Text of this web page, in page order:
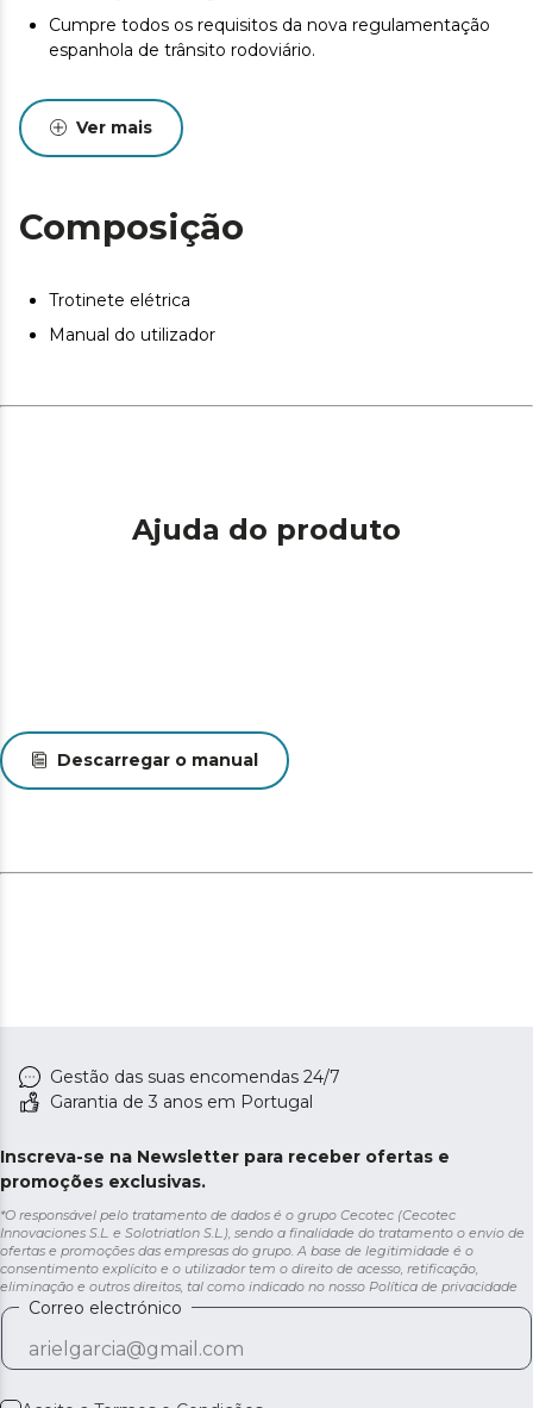
Cumpre todos os requisitos da nova regulamentação
espanhola de trânsito rodoviário.
Ver mais
Composição
Trotinete elétrica
Manual do utilizador
Ajuda do produto
Descarregar o manual
Gestão das suas encomendas 24/7
Garantia de 3 anos em Portugal
Inscreva-se na Newsletter para receber ofertas e
promoções exclusivas.
*O responsável pelo tratamento de dados é o grupo Cecotec (Cecotec
Innovaciones S.L. e Solotriatlon S.L.), sendo a finalidade do tratamento o envio de
ofertas e promoções das empresas do grupo. A base de legitimidade é o
consentimento explícito e o utilizador tem o direito de acesso, retificação,
eliminação e outros direitos, tal como indicado no nosso Política de privacidade
Correo electrónico